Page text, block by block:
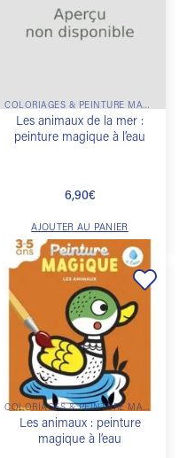
souhaits
COLORIAGES & PEINTURE MAGIQUE
Les animaux de la mer :
peinture magique à l’eau
6,90€
AJOUTER AU PANIER
Ajouter
à la
liste de
COLORIAGES & PEINTURE MAGIQUE
Les animaux : peinture
magique à l’eau